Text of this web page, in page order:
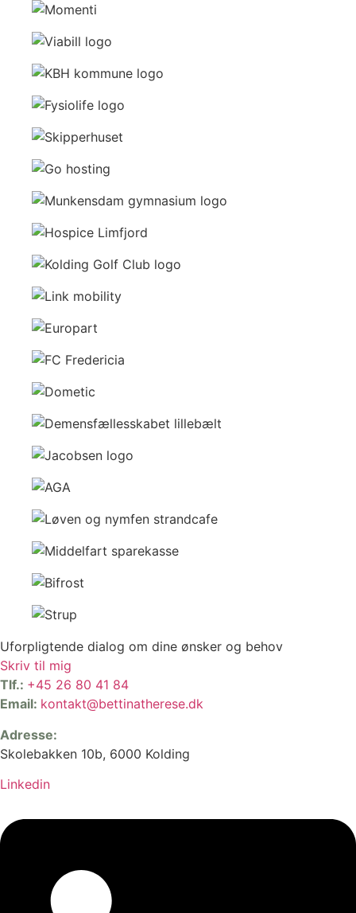
Uforpligtende dialog om dine ønsker og behov
Skriv til mig
Tlf.: +45 26 80 41 84
Email: kontakt@bettinatherese.dk
Adresse:
Skolebakken 10b, 6000 Kolding
Linkedin